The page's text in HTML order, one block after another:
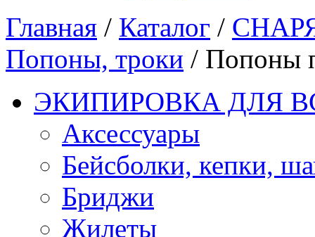
Главная / Каталог /
Попоны, троки / Попоны
ЭКИПИРОВКА ДЛЯ
Аксессуары
Бейсболки, кепки,
Бриджи
Жилеты